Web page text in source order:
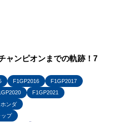
ャンピオンまでの軌跡！7
F1GP2016
F1GP2017
F1GP2021
ホンダ
ップ